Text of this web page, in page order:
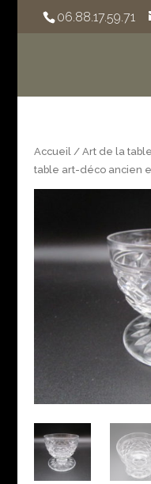
06.88.17.59.71
Accueil/ Art de la table
table art-déco ancien